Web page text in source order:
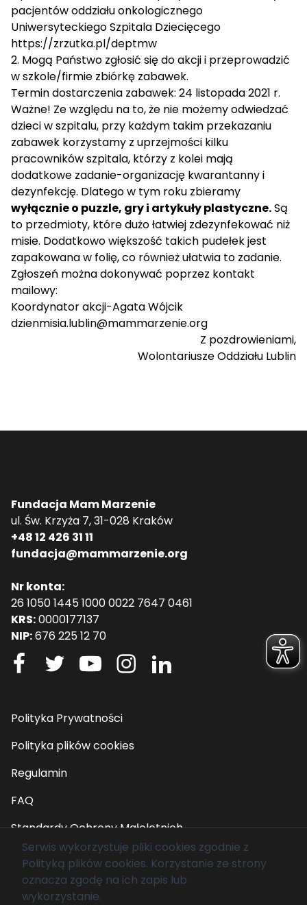
pacjentów oddziału onkologicznego
Uniwersyteckiego Szpitala Dziecięcego
https://zrzutka.pl/deptmw
2. Mogą Państwo zgłosić się do akcji i przeprowadzić
w szkole/firmie zbiórkę zabawek.
Termin dostarczenia zabawek: 24 listopada 2021 r.
Ważne! Ze względu na to, że nie możemy odwiedzać
dzieci w szpitalu, przy każdym takim przekazaniu
zabawek korzystamy z uprzejmości kilku
pracowników szpitala, którzy z kolei mają
dodatkowe zadanie-organizację kwarantanny i
dezynfekcję. Dlatego w tym roku zbieramy
wyłącznie o puzzle, gry i artykuły plastyczne.Są
to przedmioty, które dużo łatwiej zdezynfekować niż
misie. Dodatkowo większość takich pudełek jest
zapakowana w folię, co również ułatwia to zadanie.
Zgłoszeń można dokonywać poprzez kontakt
mailowy:
Koordynator akcji-Agata Wójcik
dzienmisia.lublin@mammarzenie.org
Z pozdrowieniami,
Wolontariusze Oddziału Lublin
Fundacja Mam Marzenie
ul. Św. Krzyża 7, 31-028 Kraków
+48 12 426 31 11
fundacja@mammarzenie.org
Nr konta:
26 1050 1445 1000 0022 7647 0461
KRS:0000177137
NIP:676 225 12 70
Polityka Prywatności
Polityka plików cookies
Regulamin
FAQ
Standardy Ochrony Małoletnich
© 2026 Fundacja Mam Marzenie. Wszelkie prawa
zastrzeżone.
Serwis wykorzystuje pliki cookies zgodnie z
Polityką plików cookies. Korzystanie ze strony
oznacza zgodę na ich zapis lub
wykorzystanie.